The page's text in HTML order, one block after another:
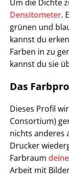
Um die Dichte
Densitometer.
grünen und
kannst du
Farben in zu
kannst du sie
Das
Dieses Profil
Consortium)
nichts anderes
Drucker
Farbraum
Arbeit mit